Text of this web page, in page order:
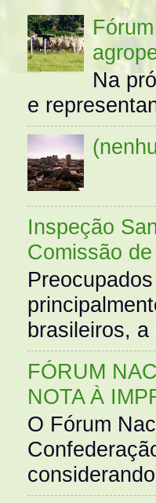
Na
e
Inspeção
Comissão
brasileiros, a
FÓRUM
NOTA À
O Fórum